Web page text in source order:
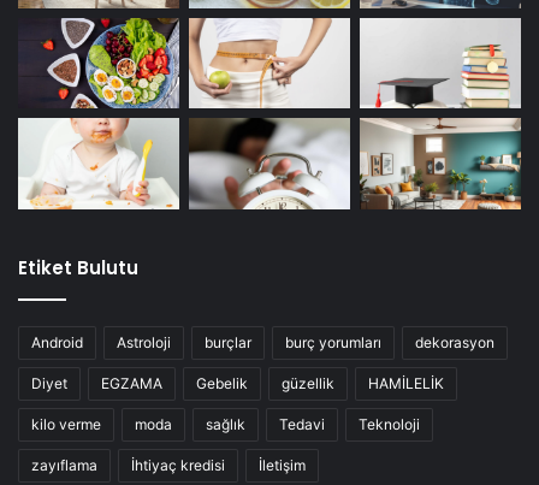
Etiket Bulutu
Android Astroloji burçlar burç yorumları dekorasyon
Diyet EGZAMA Gebelik güzellik HAMİLELİK
kilo verme moda sağlık Tedavi Teknoloji
zayıflama İhtiyaç kredisi İletişim